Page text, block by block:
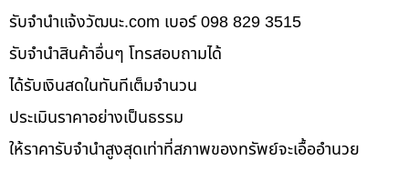
รับจํานําแจ้งวัฒนะ.com เบอร์ 098 829 3515
รับจำนำสินค้าอื่นๆ โทรสอบถามได้
ได้รับเงินสดในทันทีเต็มจำนวน
ประเมินราคาอย่างเป็นธรรม
ให้ราคารับจำนำสูงสุดเท่าที่สภาพของทรัพย์จะเอื้ออำนวย